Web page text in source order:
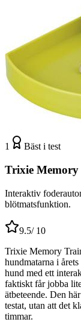
1 Bäst i test
Trixie Memory
Interaktiv
blötmatsfunktion.
9.5/ 10
Trixie Memory
hundmatarna i
hund med ett
faktiskt får jobba
ätbeteende. Den
testat, utan att det
timmar.